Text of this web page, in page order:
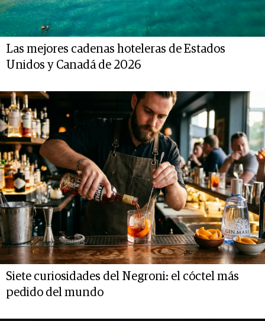
Las mejores cadenas hoteleras de Estados
Unidos y Canadá de 2026
Siete curiosidades del Negroni: el cóctel más
pedido del mundo